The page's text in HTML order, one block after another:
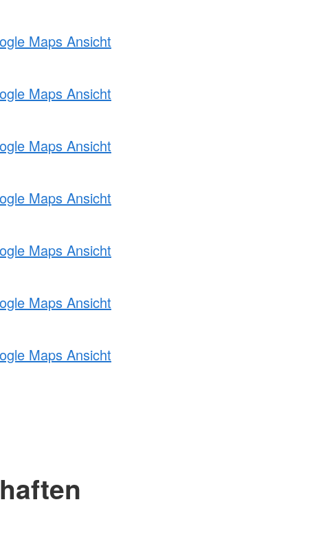
Maps Ansicht
Maps Ansicht
Maps Ansicht
Maps Ansicht
Maps Ansicht
Maps Ansicht
Maps Ansicht